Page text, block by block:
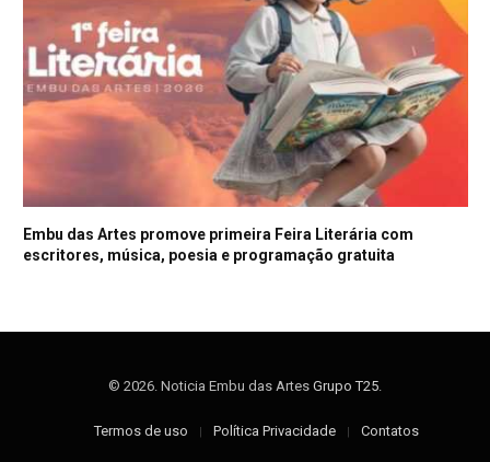
Embu das Artes promove primeira Feira Literária com
escritores, música, poesia e programação gratuita
© 2026. Noticia Embu das Artes Grupo T25.
Termos de uso Política Privacidade Contatos